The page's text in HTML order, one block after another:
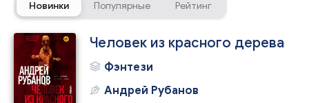
Новинки Популярные Рейтинг
Человек из красного дерева
Фэнтези
Андрей Рубанов